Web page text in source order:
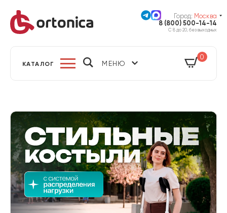
Город: Москва
8 (800) 500-14-14
С 8 до 20, без выходных
КАТАЛОГ МЕНЮ
0